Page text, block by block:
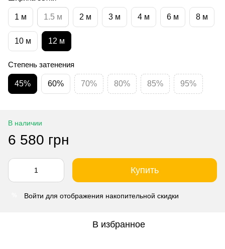
1 м 1.5 м 2 м 3 м 4 м 6 м 8 м
10 м 12 м
Степень затенения
45% 60% 70% 80% 85% 95%
В наличии
6 580 грн
Купить
Войти для отображения накопительной скидки
В избранное